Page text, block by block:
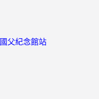
父紀念館站